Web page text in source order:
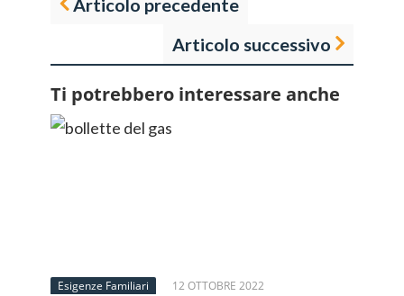
Articolo precedente
Articolo successivo
Ti potrebbero interessare anche
Esigenze Familiari 12 OTTOBRE 2022